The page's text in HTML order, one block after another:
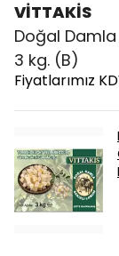
VİTTAKİS
Doğal Damla
3 kg. (B)
Fiyatlarımız